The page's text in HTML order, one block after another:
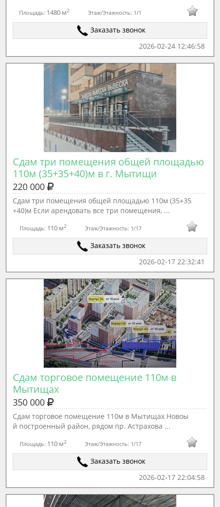
Площадь: 1480 м2 Этаж/Этажность: 1/1
Заказать звонок
2026-02-24 12:46:58
Сдам три помещения общей площадью
110м (35+35+40)м в г. Мытищи
220 000
Сдам три помещения общей площадью 110м (35+35
+40)м Если арендовать все три помещения, ...
Площадь: 110 м2 Этаж/Этажность: 1/17
Заказать звонок
2026-02-17 22:32:41
Сдам торговое помещение 110м в
Мытищах
350 000
Сдам торговое помещение 110м в Мытищах Новоы
й построенный район, рядом пр. Астрахова ...
Площадь: 110 м2 Этаж/Этажность: 1/17
Заказать звонок
2026-02-17 22:04:58